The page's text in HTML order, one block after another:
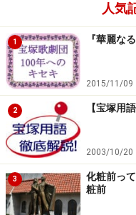
人気
1 『華麗な
2015/11/09
2 【宝塚用
2003/10/20
3
化粧前っ
粧前